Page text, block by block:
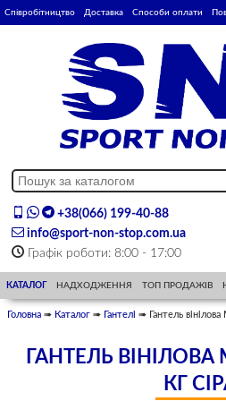
Співробітництво Доставка Способи оплати
+38(066) 199-40-88
info@sport-non-stop.com.ua
Графік роботи: 8:00 - 17:00
КАТАЛОГ НАДХОДЖЕННЯ ТОП ПРОДАЖІВ
Головна ➠ Каталог ➠ Гантелі ➠ Гантель
ГАНТЕЛЬ ВІНІЛОВА
КГ